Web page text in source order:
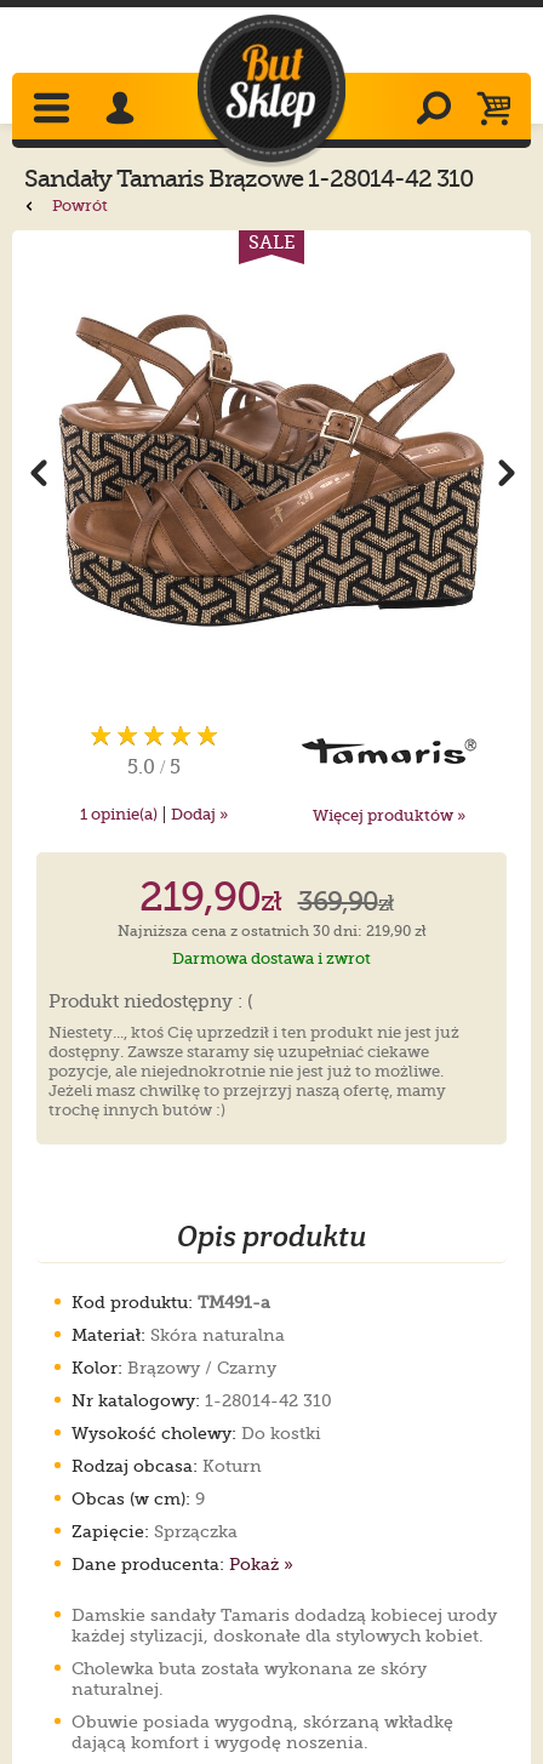
SandałyTamaris Brązowe 1-28014-42 310
Camel
Powrót
SALE
5.0 / 5
1 opinie(a) | Dodaj » Więcej produktów »
219,90zł 369,90zł
Najniższa cena z ostatnich 30 dni: 219,90 zł
Darmowa dostawa i zwrot
Produkt niedostępny : (
Niestety..., ktoś Cię uprzedził i ten produkt nie jest już
dostępny. Zawsze staramy się uzupełniać ciekawe
pozycje, ale niejednokrotnie nie jest już to możliwe.
Jeżeli masz chwilkę to przejrzyj naszą ofertę, mamy
trochę innych butów :)
Opis produktu
Kod produktu: TM491-a
Materiał: Skóra naturalna
Kolor: Brązowy / Czarny
Nr katalogowy: 1-28014-42 310
Wysokość cholewy: Do kostki
Rodzaj obcasa: Koturn
Obcas (w cm): 9
Zapięcie: Sprzączka
Dane producenta: Pokaż »
Damskie sandały Tamaris dodadzą kobiecej urody
każdej stylizacji, doskonałe dla stylowych kobiet.
Cholewka buta została wykonana ze skóry
naturalnej.
Obuwie posiada wygodną, skórzaną wkładkę
dającą komfort i wygodę noszenia.